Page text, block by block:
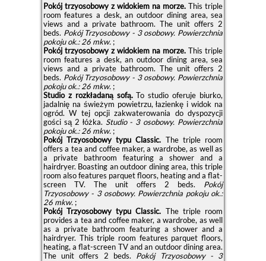
Pokój trzyosobowy z widokiem na morze. This triple
room features a desk, an outdoor dining area, sea
views and a private bathroom. The unit offers 2
beds. Pokój Trzyosobowy - 3 osobowy. Powierzchnia
pokoju ok.: 26 mkw.;
Pokój trzyosobowy z widokiem na morze. This triple
room features a desk, an outdoor dining area, sea
views and a private bathroom. The unit offers 2
beds. Pokój Trzyosobowy - 3 osobowy. Powierzchnia
pokoju ok.: 26 mkw.;
Studio z rozkładaną sofą.To studio oferuje biurko,
jadalnię na świeżym powietrzu, łazienkę i widok na
ogród. W tej opcji zakwaterowania do dyspozycji
gości są 2 łóżka. Studio - 3 osobowy. Powierzchnia
pokoju ok.: 26 mkw.;
Pokój Trzyosobowy typu Classic. The triple room
offers a tea and coffee maker, a wardrobe, as well as
a private bathroom featuring a shower and a
hairdryer. Boasting an outdoor dining area, this triple
room also features parquet floors, heating and a flat-
screen TV. The unit offers 2 beds. Pokój
Trzyosobowy - 3 osobowy. Powierzchnia pokoju ok.:
26 mkw.;
Pokój Trzyosobowy typu Classic. The triple room
provides a tea and coffee maker, a wardrobe, as well
as a private bathroom featuring a shower and a
hairdryer. This triple room features parquet floors,
heating, a flat-screen TV and an outdoor dining area.
The unit offers 2 beds. Pokój Trzyosobowy - 3